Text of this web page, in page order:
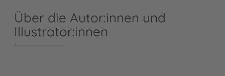
Über die Autor:innen und
Illustrator:innen